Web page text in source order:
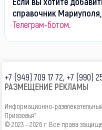
справочник
Телеграм-ботом.
+7 (949) 709 17 72, +7 (990)
РАЗМЕЩЕНИЕ РЕКЛАМЫ
Информационно-
Приазовья"
© 2023 - 2026 г. Все права